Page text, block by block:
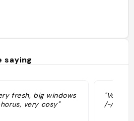
saying
fresh, big windows
very cosy"
/-/